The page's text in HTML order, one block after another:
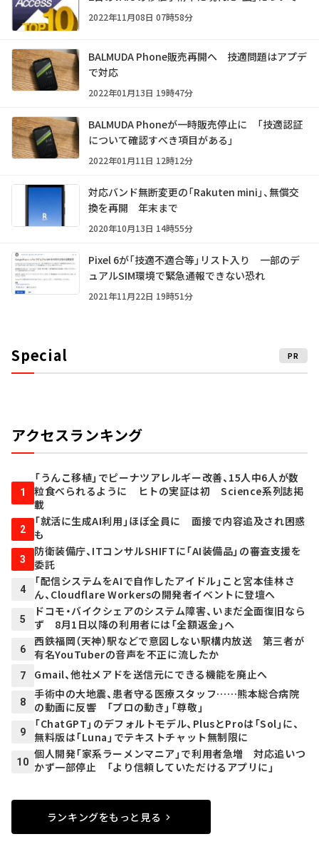
2022年11月08日 07時58分
BALMUDA Phone販売再開へ 技適問題はアプデ
で対応
2022年01月13日 19時47分
BALMUDA Phoneが一時販売停止に 「技適認証
について確認すべき項目がある」
2022年01月11日 12時12分
対応バンド無断変更の「Rakuten mini」、無償交
換を再開 年末まで
2020年10月13日 14時55分
Pixel 6が「技適不適合等」リスト入り 一部のデ
ュアルSIM環境で緊急通報できない恐れ
2021年11月22日 19時51分
Special PR
アクセスランキング
1
「うんこ移植」でピーナツアレルギー改善、15人中6人が数
粒食べられるように ヒトの実証は初 Science系列誌掲
載
2
「就活に生成AI利用」ほぼ全員に 面接で内容追及され困惑
も
3
防衛装備庁、ITコンサルSHIFTに「AI装備品」の審査支援を
委託
4
「配信システムをAIで自作したアイドル」こと宮本佳林さ
ん、Cloudflare Workersの開発者イベントに登壇へ
5
ドコモ・バイクシェアのシステム障害、いまだ全面復旧なら
ず 8月1日以降の利用者には「全額返金」へ
6
西鉄福岡（天神）駅などで意図しない駅構内放送 第三者が
有名YouTuberの音声を不正に流したか
7 Gmail、他社メアドを送信元にできる機能を廃止へ
8
手術中の大地震、患者守る医療スタッフ……熊本総合病院
の動画に反響 「プロの動き」「尊敬」
9
「ChatGPT」のデフォルトモデル、PlusとProは「Sol」に、
無料版は「Luna」でテキストチャット無制限に
10
個人開発「家系ラーメンマニア」で利用者急増 対応追いつ
かず一部停止 「より信頼していただけるアプリに」
ランキングをもっと見る